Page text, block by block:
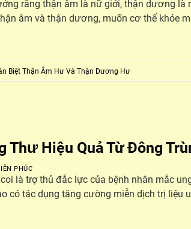
rằng thận âm là nữ giới, thận dương
âm và thận dương, muốn cơ thể khỏe
Biệt Thận Âm Hư Và Thận Dương Hư
Thư Hiệu Quả Từ Đông
PHÚC
là trợ thủ đắc lực của bệnh nhân mắc
có tác dụng tăng cường miễn dịch trị liệu